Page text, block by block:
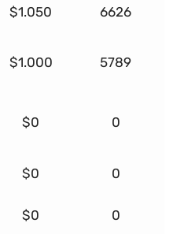
$1.050 6626
$1.000 5789
$0 0
$0 0
$0 0